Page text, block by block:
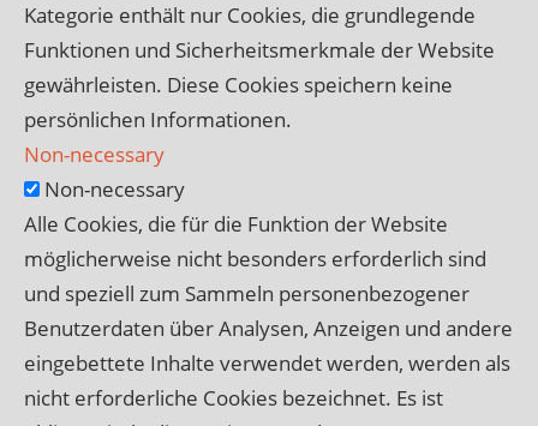
Kategorie enthält nur Cookies, die grundlegende
Funktionen und Sicherheitsmerkmale der Website
gewährleisten. Diese Cookies speichern keine
persönlichen Informationen.
Non-necessary
Non-necessary
Alle Cookies, die für die Funktion der Website
möglicherweise nicht besonders erforderlich sind
und speziell zum Sammeln personenbezogener
Benutzerdaten über Analysen, Anzeigen und andere
eingebettete Inhalte verwendet werden, werden als
nicht erforderliche Cookies bezeichnet. Es ist